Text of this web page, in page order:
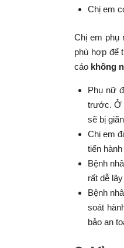
Chị em
Chị em phụ
phù hợp để
cáo không
Phụ nữ
trước. Ở
sẽ bị
Chị em
tiến
Bệnh
rất dễ
Bệnh
soát
bảo an